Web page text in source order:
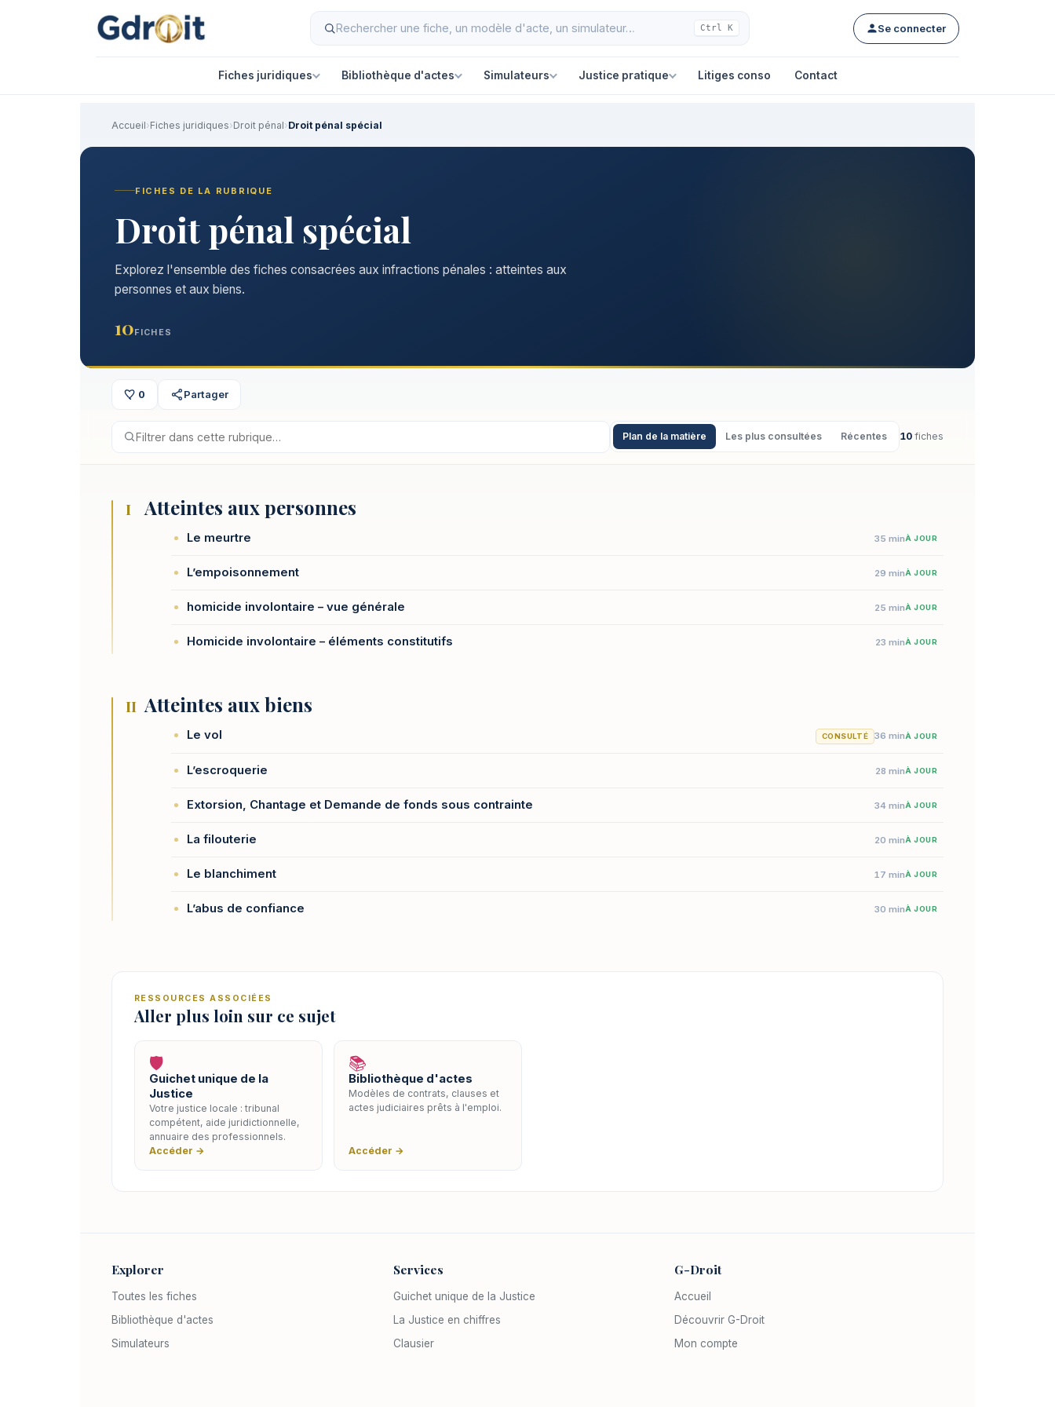
Ctrl K Se connecter
Fiches juridiques Bibliothèque d'actes Simulateurs Justice pratique Litiges conso Contact
Accueil›Fiches juridiques›Droit pénal›Droit pénal spécial
FICHES DE LA RUBRIQUE
Droit pénal spécial
Explorez l'ensemble des fiches consacrées aux infractions pénales : atteintes aux
personnes et aux biens.
10FICHES
0 Partager
Plan de la matière Les plus consultées Récentes 10 fiches
I Atteintes aux personnes
Le meurtre 35 minÀ JOUR
L’empoisonnement 29 minÀ JOUR
homicide involontaire – vue générale 25 minÀ JOUR
Homicide involontaire – éléments constitutifs 23 minÀ JOUR
II Atteintes aux biens
Le vol CONSULTÉ 36 minÀ JOUR
L’escroquerie 28 minÀ JOUR
Extorsion, Chantage et Demande de fonds sous contrainte 34 minÀ JOUR
La filouterie 20 minÀ JOUR
Le blanchiment 17 minÀ JOUR
L’abus de confiance 30 minÀ JOUR
RESSOURCES ASSOCIÉES
Aller plus loin sur ce sujet
🛡️
Guichet unique de la
Justice
Votre justice locale : tribunal
compétent, aide juridictionnelle,
annuaire des professionnels.
Accéder →
📚
Bibliothèque d'actes
Modèles de contrats, clauses et
actes judiciaires prêts à l'emploi.
Accéder →
Explorer
Toutes les fiches
Bibliothèque d'actes
Simulateurs
Services
Guichet unique de la Justice
La Justice en chiffres
Clausier
G-Droit
Accueil
Découvrir G-Droit
Mon compte